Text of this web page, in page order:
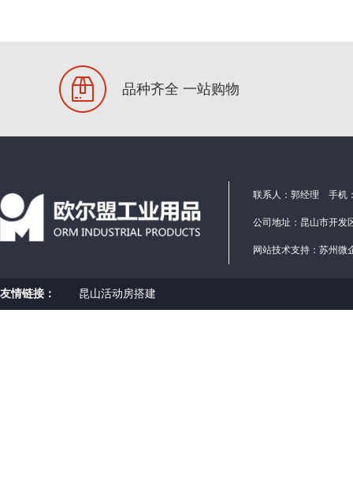
品种齐全 一站购物
联系人：郭经理 手机
公司地址：昆山市开
网站技术支持： 苏州微
友情链接： 昆山活动房搭建